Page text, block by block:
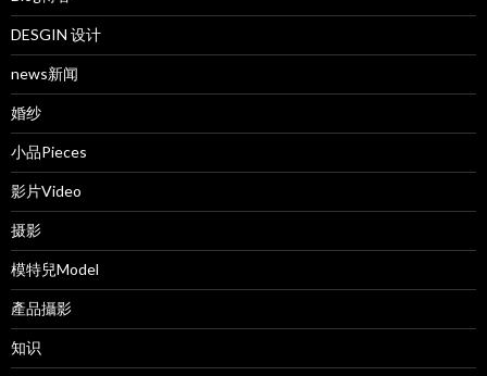
DESGIN 设计
news新闻
婚纱
小品Pieces
影片Video
摄影
模特兒Model
產品攝影
知识